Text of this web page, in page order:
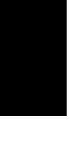
хвала
хвала